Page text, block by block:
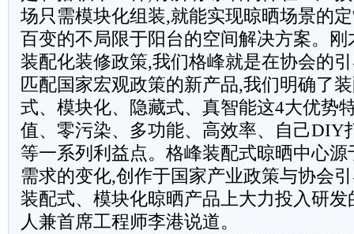
场只需模块化组装,就能实现晾晒场景的
百变的不局限于阳台的空间解决方案。
装配化装修政策,我们格峰就是在协会的
匹配国家宏观政策的新产品,我们明确了
式、模块化、隐藏式、真智能这4大优势
值、零污染、多功能、高效率、自己DIY
等一系列利益点。格峰装配式晾晒中心
需求的变化,创作于国家产业政策与协会
装配式、模块化晾晒产品上大力投入研发
人兼首席工程师李港说道。